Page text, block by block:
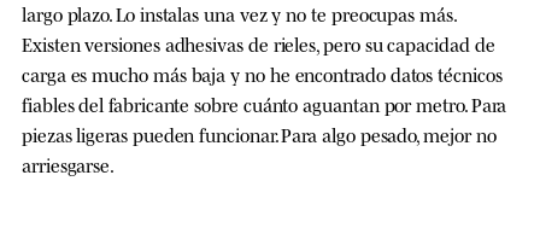
largo plazo. Lo instalas una vez y no te preocupas más.
Existen versiones adhesivas de rieles, pero su capacidad de
carga es mucho más baja y no he encontrado datos técnicos
fiables del fabricante sobre cuánto aguantan por metro. Para
piezas ligeras pueden funcionar. Para algo pesado, mejor no
arriesgarse.